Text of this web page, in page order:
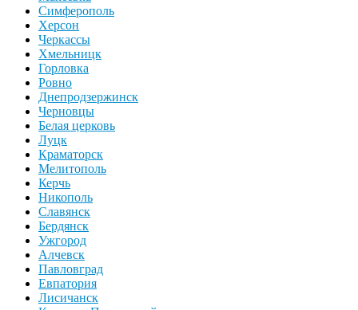
Симферополь
Херсон
Черкассы
Хмельницк
Горловка
Ровно
Днепродзержинск
Черновцы
Белая церковь
Луцк
Краматорск
Мелитополь
Керчь
Никополь
Славянск
Бердянск
Ужгород
Алчевск
Павловград
Евпатория
Лисичанск